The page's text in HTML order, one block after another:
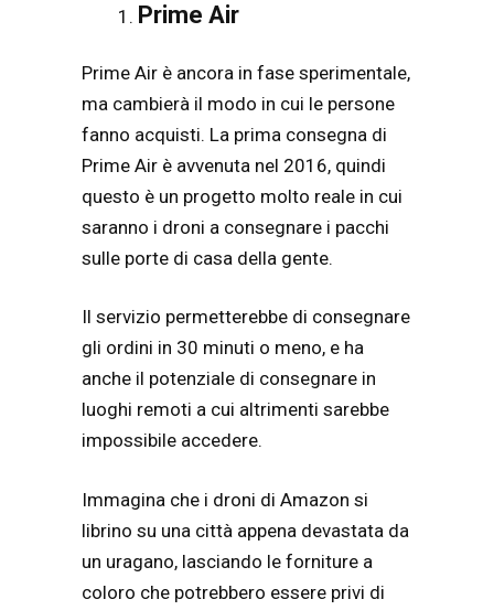
Prime Air
Prime Air è ancora in fase sperimentale,
ma cambierà il modo in cui le persone
fanno acquisti. La prima consegna di
Prime Air è avvenuta nel 2016, quindi
questo è un progetto molto reale in cui
saranno i droni a consegnare i pacchi
sulle porte di casa della gente.
Il servizio permetterebbe di consegnare
gli ordini in 30 minuti o meno, e ha
anche il potenziale di consegnare in
luoghi remoti a cui altrimenti sarebbe
impossibile accedere.
Immagina che i droni di Amazon si
librino su una città appena devastata da
un uragano, lasciando le forniture a
coloro che potrebbero essere privi di